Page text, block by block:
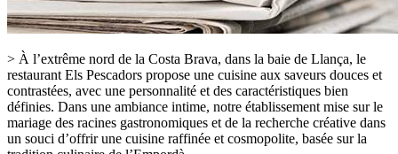
> À l’extrême nord de la Costa Brava, dans la baie de Llança, le
restaurant Els Pescadors propose une cuisine aux saveurs douces et
contrastées, avec une personnalité et des caractéristiques bien
définies. Dans une ambiance intime, notre établissement mise sur le
mariage des racines gastronomiques et de la recherche créative dans
un souci d’offrir une cuisine raffinée et cosmopolite, basée sur la